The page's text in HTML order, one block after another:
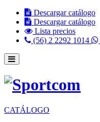
Descargar catálogo
Descargar catálogo
Lista precios
(56) 2 2292 1014
CATÁLOGO